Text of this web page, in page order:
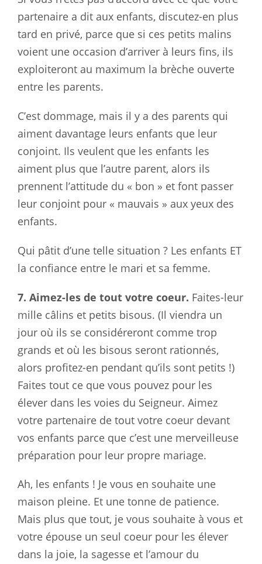
partenaire a dit aux enfants, discutez-en plus
tard en privé, parce que si ces petits malins
voient une occasion d’arriver à leurs fins, ils
exploiteront au maximum la brèche ouverte
entre les parents.
C’est dommage, mais il y a des parents qui
aiment davantage leurs enfants que leur
conjoint. Ils veulent que les enfants les
aiment plus que l’autre parent, alors ils
prennent l’attitude du « bon » et font passer
leur conjoint pour « mauvais » aux yeux des
enfants.
Qui pâtit d’une telle situation ? Les enfants ET
la confiance entre le mari et sa femme.
7. Aimez-les de tout votre coeur. Faites-leur
mille câlins et petits bisous. (Il viendra un
jour où ils se considéreront comme trop
grands et où les bisous seront rationnés,
alors profitez-en pendant qu’ils sont petits !)
Faites tout ce que vous pouvez pour les
élever dans les voies du Seigneur. Aimez
votre partenaire de tout votre coeur devant
vos enfants parce que c’est une merveilleuse
préparation pour leur propre mariage.
Ah, les enfants ! Je vous en souhaite une
maison pleine. Et une tonne de patience.
Mais plus que tout, je vous souhaite à vous et
votre épouse un seul coeur pour les élever
dans la joie, la sagesse et l’amour du